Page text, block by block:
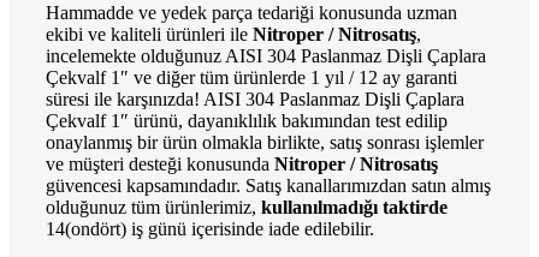
Hammadde ve yedek parça tedariği konusunda uzman
ekibi ve kaliteli ürünleri ile Nitroper / Nitrosatış,
incelemekte olduğunuz AISI 304 Paslanmaz Dişli Çaplara
Çekvalf 1″ ve diğer tüm ürünlerde 1 yıl / 12 ay garanti
süresi ile karşınızda! AISI 304 Paslanmaz Dişli Çaplara
Çekvalf 1″ ürünü, dayanıklılık bakımından test edilip
onaylanmış bir ürün olmakla birlikte, satış sonrası işlemler
ve müşteri desteği konusunda Nitroper / Nitrosatış
güvencesi kapsamındadır. Satış kanallarımızdan satın almış
olduğunuz tüm ürünlerimiz, kullanılmadığı taktirde
14(ondört) iş günü içerisinde iade edilebilir.